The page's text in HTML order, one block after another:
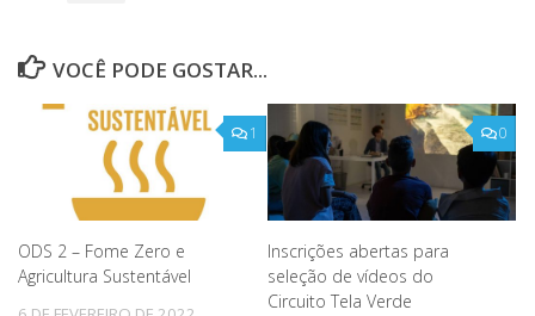
VOCÊ PODE GOSTAR...
1
ODS 2 – Fome Zero e
Agricultura Sustentável
0
Inscrições abertas para
seleção de vídeos do
Circuito Tela Verde